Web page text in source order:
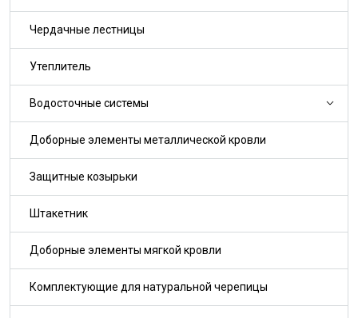
Чердачные лестницы
Утеплитель
Водосточные системы
Доборные элементы металлической кровли
Защитные козырьки
Штакетник
Доборные элементы мягкой кровли
Комплектующие для натуральной черепицы